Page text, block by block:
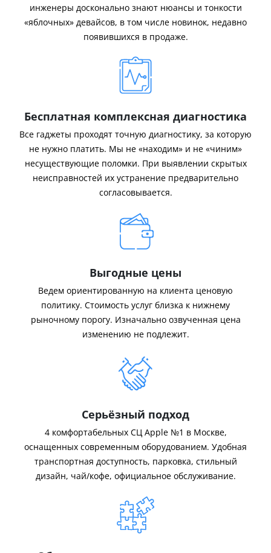
инженеры досконально знают нюансы и тонкости
«яблочных» девайсов, в том числе новинок, недавно
появившихся в продаже.
Бесплатная комплексная диагностика
Все гаджеты проходят точную диагностику, за которую
не нужно платить. Мы не «находим» и не «чиним»
несуществующие поломки. При выявлении скрытых
неисправностей их устранение предварительно
согласовывается.
Выгодные цены
Ведем ориентированную на клиента ценовую
политику. Стоимость услуг близка к нижнему
рыночному порогу. Изначально озвученная цена
изменению не подлежит.
Серьёзный подход
4 комфортабельных СЦ Apple №1 в Москве,
оснащенных современным оборудованием. Удобная
транспортная доступность, парковка, стильный
дизайн, чай/кофе, официальное обслуживание.